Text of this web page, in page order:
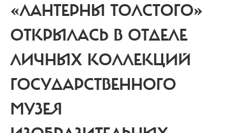
«ЛАНТЕРНЫ ТОЛСТОГО»
ОТКРЫЛАСЬ В ОТДЕЛЕ
ЛИЧНЫХ КОЛЛЕКЦИЙ
ГОСУДАРСТВЕННОГО
МУЗЕЯ